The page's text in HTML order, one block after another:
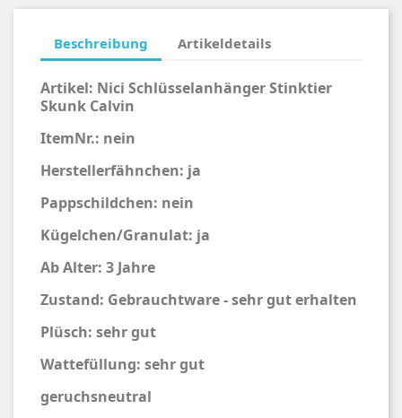
Beschreibung Artikeldetails
Artikel: Nici Schlüsselanhänger Stinktier
Skunk Calvin
ItemNr.: nein
Herstellerfähnchen: ja
Pappschildchen: nein
Kügelchen/Granulat: ja
Ab Alter: 3 Jahre
Zustand: Gebrauchtware - sehr gut erhalten
Plüsch: sehr gut
Wattefüllung: sehr gut
geruchsneutral